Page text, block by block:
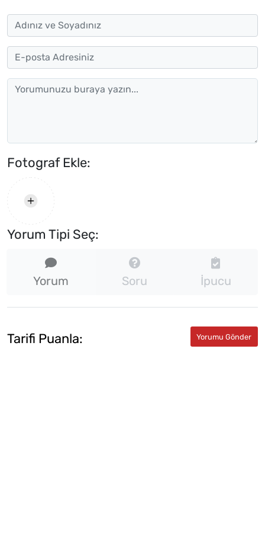
Fotograf Ekle:
Yorum Tipi Seç:
Yorum Soru İpucu
Tarifi Puanla: